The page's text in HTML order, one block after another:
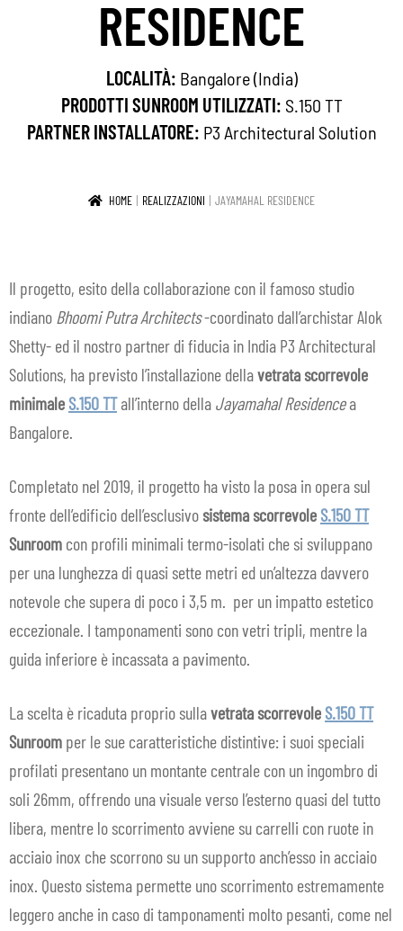
IN EVIDENZA
CONTATTI
IT
RESIDENCE
LOCALITÀ: Bangalore (India)
PRODOTTI SUNROOM UTILIZZATI: S.150 TT
PARTNER INSTALLATORE: P3 Architectural Solution
HOME REALIZZAZIONI JAYAMAHAL RESIDENCE
Il progetto, esito della collaborazione con il famoso studio
indiano Bhoomi Putra Architects-coordinato dall’archistar Alok
Shetty- ed il nostro partner di fiducia in India P3 Architectural
Solutions, ha previsto l’installazione dellavetrata scorrevole
minimale S.150 TTall’interno della Jayamahal Residencea
Bangalore.
Completato nel 2019, il progetto ha visto la posa in opera sul
fronte dell’edificio dell’esclusivo sistema scorrevole S.150 TT
Sunroom con profili minimali termo-isolati che si sviluppano
per una lunghezza di quasi sette metri ed un’altezza davvero
notevole che supera di poco i 3,5 m. per un impatto estetico
eccezionale. I tamponamenti sono con vetri tripli, mentre la
guida inferiore è incassata a pavimento.
La scelta è ricaduta proprio sullavetrata scorrevole S.150 TT
Sunroom per le sue caratteristiche distintive: i suoi speciali
profilati presentano un montante centrale con un ingombro di
soli 26mm, offrendo una visuale verso l’esterno quasi del tutto
libera, mentre lo scorrimento avviene su carrelli con ruote in
acciaio inox che scorrono su un supporto anch’esso in acciaio
inox. Questo sistema permette uno scorrimento estremamente
leggero anche in caso di tamponamenti molto pesanti, come nel